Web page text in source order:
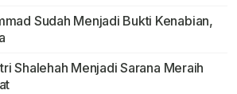
Sudah Menjadi Bukti Kenabian,
Shalehah Menjadi Sarana Meraih